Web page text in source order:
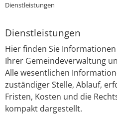
Dienstleistungen
Dienstleistungen
Hier finden Sie
Ihrer Gemeindeverwaltung
Alle wesentlichen
zuständiger Stelle, Ablauf,
Fristen, Kosten und die
kompakt dargestellt.